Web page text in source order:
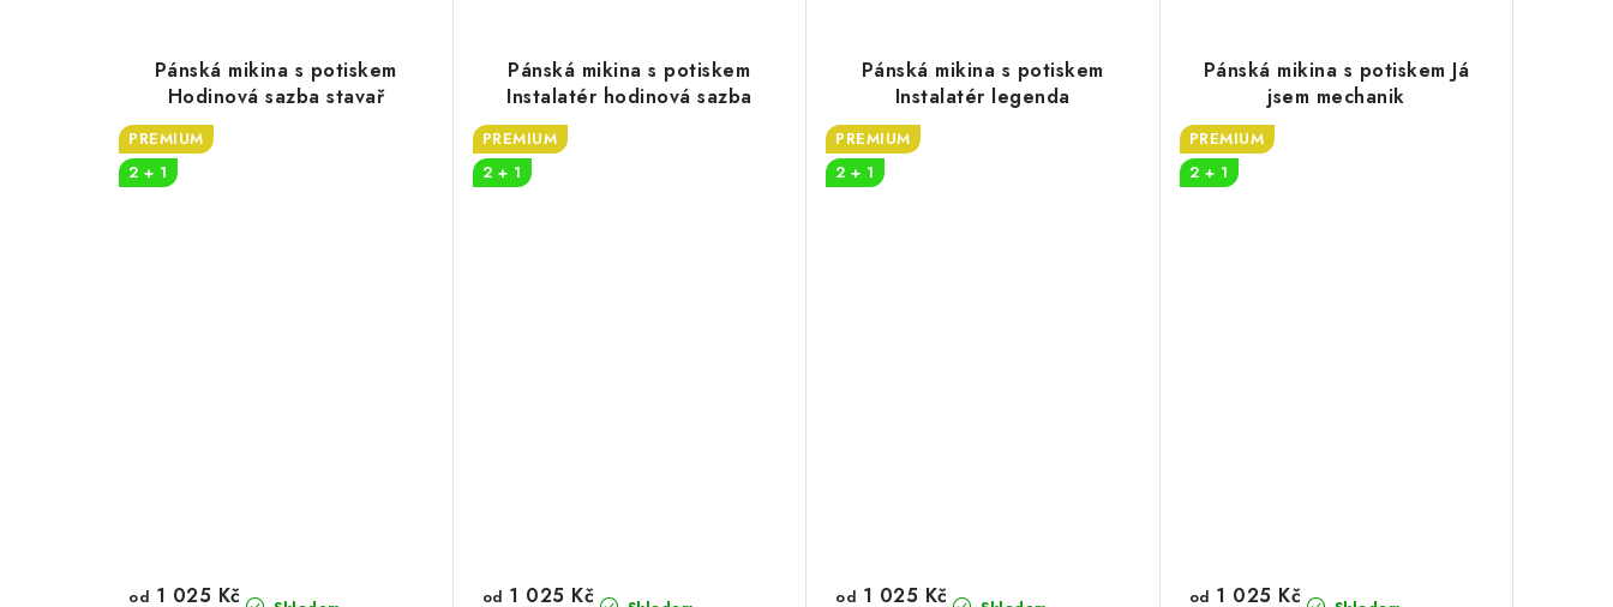
Pánská mikina s potiskem
Hodinová sazba stavař
PREMIUM
2 + 1
od 1 025 Kč
Pánská mikina s potiskem
Instalatér hodinová sazba
PREMIUM
2 + 1
od 1 025 Kč
Pánská mikina s potiskem
Instalatér legenda
PREMIUM
2 + 1
od 1 025 Kč
Pánská mikina s potiskem Já
jsem mechanik
PREMIUM
2 + 1
od 1 025 Kč